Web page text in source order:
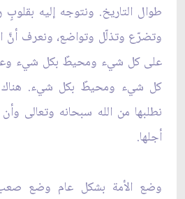
طوال التاريخ. ونتوجه إليه
وتضرّع وتذلّل وتواضع، ونعرف أنَّ
على كل شيء ومحيطٌ بكل شيء
كل شيء ومحيطٌ بكل شيء. هناك
نطلبها من الله سبحانه وتعالى
أجلها.
وضع الأمة بشكل عام وضع